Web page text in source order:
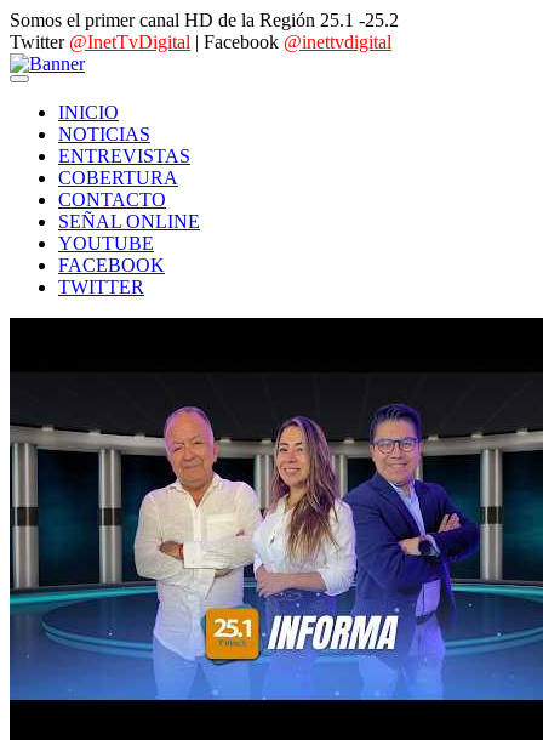
Somos el primer canal HD de la Región 25.1 -25.2
Twitter @InetTvDigital | Facebook @inettvdigital
INICIO
NOTICIAS
ENTREVISTAS
COBERTURA
CONTACTO
SEÑAL ONLINE
YOUTUBE
FACEBOOK
TWITTER